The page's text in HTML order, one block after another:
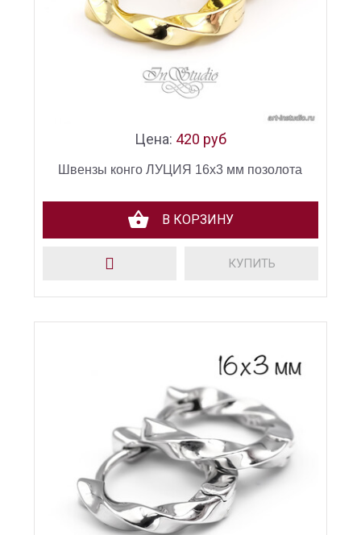
Цена: 420 руб
Швензы конго ЛУЦИЯ 16х3 мм позолота
В КОРЗИНУ
КУПИТЬ